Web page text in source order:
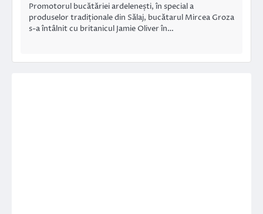
Promotorul bucătăriei ardelenești, în special a
produselor tradiționale din Sălaj, bucătarul Mircea Groza
s-a întâlnit cu britanicul Jamie Oliver în…